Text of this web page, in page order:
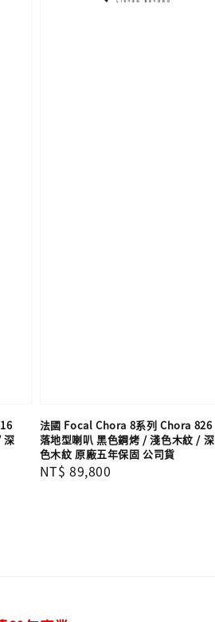
深
法國 Focal Chora 8系列 Chora 826
落地型喇叭 黑色鋼烤 / 淺色木紋 / 深
色木紋 原廠五年保固 公司貨
Regular
NT$ 89,800